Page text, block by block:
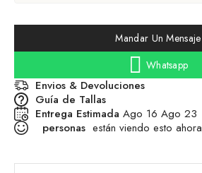
Mandar Un Mensaje
Whatsapp
Envios & Devoluciones
Guía de Tallas
Entrega Estimada Ago 16 Ago 23
personas están viendo esto ahora